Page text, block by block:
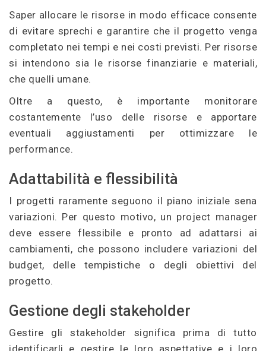
Saper allocare le risorse in modo efficace consente
di evitare sprechi e garantire che il progetto venga
completato nei tempi e nei costi previsti. Per risorse
si intendono sia le risorse finanziarie e materiali,
che quelli umane.
Oltre a questo, è importante monitorare
costantemente l’uso delle risorse e apportare
eventuali aggiustamenti per ottimizzare le
performance.
Adattabilità e flessibilità
I progetti raramente seguono il piano iniziale sena
variazioni. Per questo motivo, un project manager
deve essere flessibile e pronto ad adattarsi ai
cambiamenti, che possono includere variazioni del
budget, delle tempistiche o degli obiettivi del
progetto.
Gestione degli stakeholder
Gestire gli stakeholder significa prima di tutto